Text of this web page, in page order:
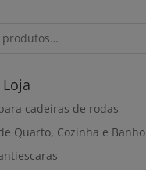
cadeiras de rodas
Quarto, Cozinha e Banho